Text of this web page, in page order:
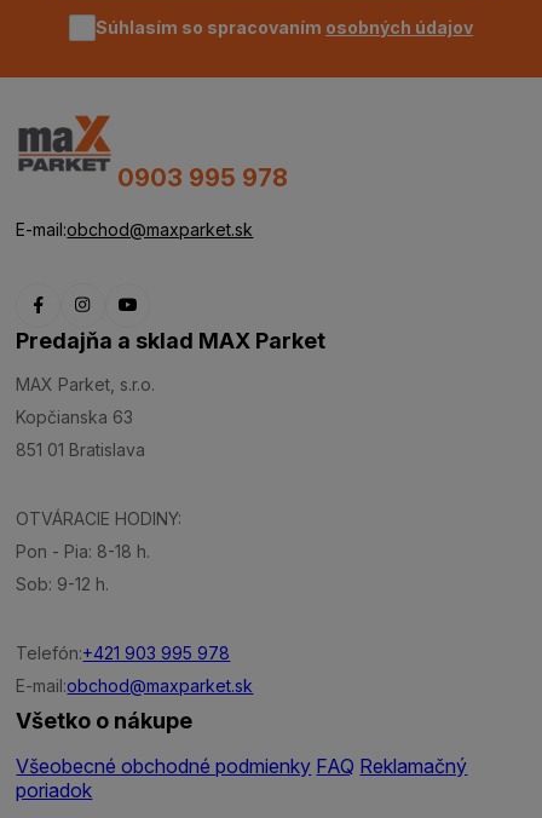
Súhlasím so spracovaním osobných údajov
0903 995 978
E-mail:obchod@maxparket.sk
Predajňa a sklad MAX Parket
MAX Parket, s.r.o.
Kopčianska 63
851 01 Bratislava
OTVÁRACIE HODINY:
Pon - Pia: 8-18 h.
Sob: 9-12 h.
Telefón:+421 903 995 978
E-mail:obchod@maxparket.sk
Všetko o nákupe
Všeobecné obchodné podmienky FAQ Reklamačný
poriadok